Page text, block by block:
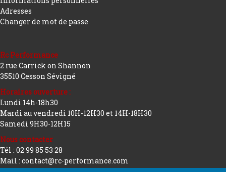
Adresses
Changer de mot de passe
Rc Performance
2 rue Carrick on Shannon
35510 Cesson Sévigné
Horaires ouverture :
Lundi 14h-18h30
Mardi au vendredi 10H-12H30 et 14H-18H30
Samedi 9H30-12H15
Nous contacter
Tél : 02 99 85 53 28
Mail : contact@rc-performance.com